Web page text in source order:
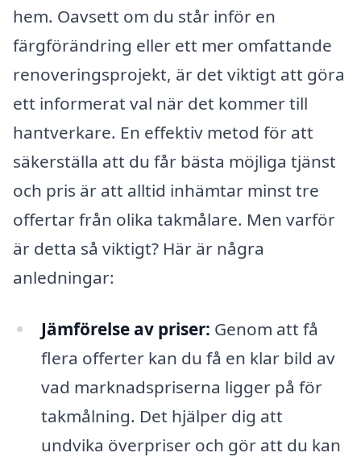
hem. Oavsett om du står inför en
färgförändring eller ett mer omfattande
renoveringsprojekt, är det viktigt att göra
ett informerat val när det kommer till
hantverkare. En effektiv metod för att
säkerställa att du får bästa möjliga tjänst
och pris är att alltid inhämtar minst tre
offertar från olika takmålare. Men varför
är detta så viktigt? Här är några
anledningar:
Jämförelse av priser: Genom att få
flera offerter kan du få en klar bild av
vad marknadspriserna ligger på för
takmålning. Det hjälper dig att
undvika överpriser och gör att du kan